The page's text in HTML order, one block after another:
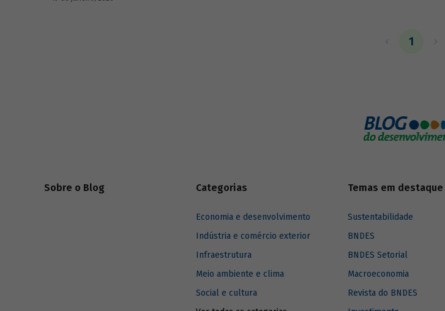
1
Sobre o Blog Categorias
Economia e desenvolvimento
Indústria e comércio exterior
Infraestrutura
Meio ambiente e clima
Social e cultura
Temas em destaque
Sustentabilidade
BNDES
BNDES Setorial
Macroeconomia
Revista do BNDES